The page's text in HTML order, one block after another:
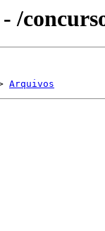
/
Arquivos